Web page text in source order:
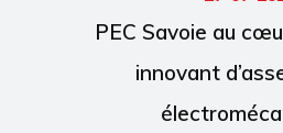
PEC Savoie au
innovant